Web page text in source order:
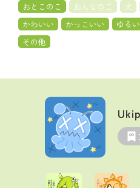
おとこのこ おんなのこ 犬
かわいい
かっこいい ゆるい
その他